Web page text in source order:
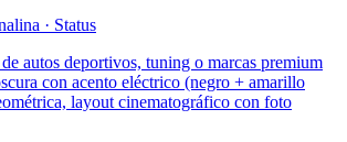
· Status
autos deportivos, tuning o marcas premium
con acento eléctrico (negro + amarillo
layout cinematográfico con foto